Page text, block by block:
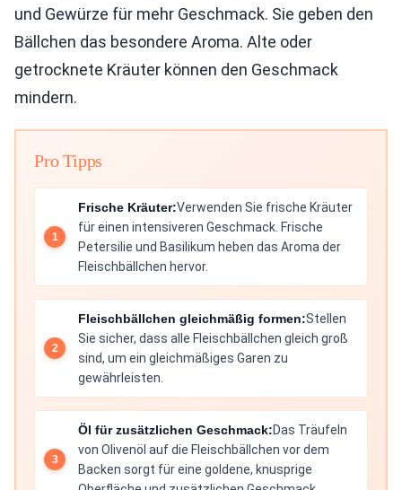
und Gewürze für mehr Geschmack. Sie geben den
Bällchen das besondere Aroma. Alte oder
getrocknete Kräuter können den Geschmack
mindern.
Pro Tipps
Frische Kräuter:Verwenden Sie frische Kräuter
für einen intensiveren Geschmack. Frische
Petersilie und Basilikum heben das Aroma der
Fleischbällchen hervor.
Fleischbällchen gleichmäßig formen:Stellen
Sie sicher, dass alle Fleischbällchen gleich groß
sind, um ein gleichmäßiges Garen zu
gewährleisten.
Öl für zusätzlichen Geschmack:Das Träufeln
von Olivenöl auf die Fleischbällchen vor dem
Backen sorgt für eine goldene, knusprige